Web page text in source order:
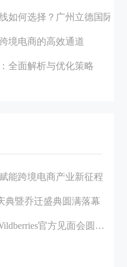
如何选择？广州立德国际物
境电商的高效通道
全面解析与优化策略
能跨境电商产业新征程
典暨乔迁盛典圆满落幕
官方见面会圆满举办